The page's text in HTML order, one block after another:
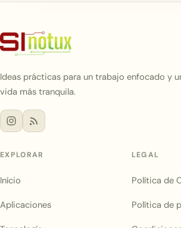
Ideas prácticas para un trabajo enfocado y
vida más tranquila.
EXPLORAR
Início
Aplicaciones
LEGAL
Política de
Política de